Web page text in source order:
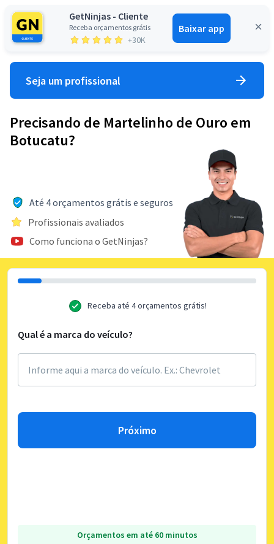
GetNinjas - Cliente
Receba orçamentos grátis
+30K
Baixar app
Entrar
Seja um profissional
Precisando de Martelinho de Ouro em
Botucatu?
Até 4 orçamentos grátis e seguros
Profissionais avaliados
Como funciona o GetNinjas?
Receba até 4 orçamentos grátis!
Qual é a marca do veículo?
Próximo
Orçamentos em até 60 minutos